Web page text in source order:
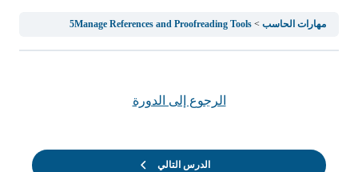
مهارات الحاسب 5Manage References and Proofreading Tools
الرجوع إلى الدورة
الدرس التالي